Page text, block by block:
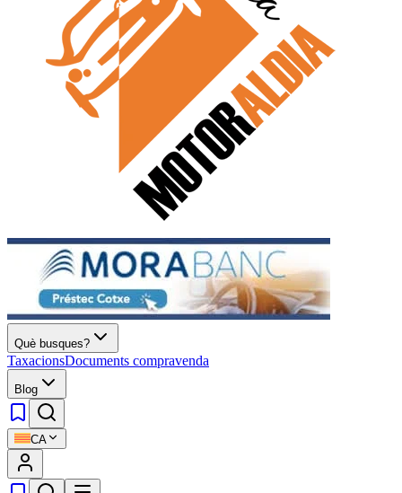
Què busques?
TaxacionsDocuments compravenda
Blog
CA